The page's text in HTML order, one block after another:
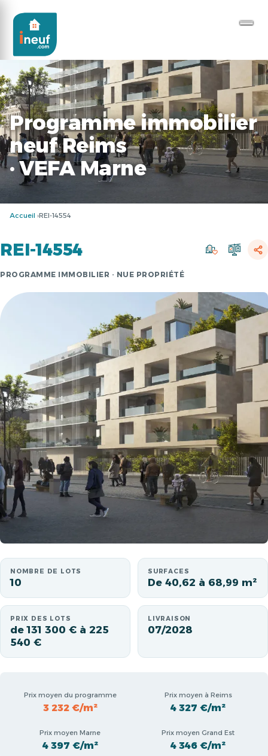
Programme immobilier
neuf Reims
· VEFA Marne
Accueil REI-14554
REI-14554
PROGRAMME IMMOBILIER · NUE PROPRIÉTÉ
NOMBRE DE LOTS
10
SURFACES
De 40,62 à 68,99 m²
PRIX DES LOTS
de 131 300 € à 225
540 €
LIVRAISON
07/2028
Prix moyen du programme
3 232 €/m²
Prix moyen à Reims
4 327 €/m²
Prix moyen Marne
4 397 €/m²
Prix moyen Grand Est
4 346 €/m²